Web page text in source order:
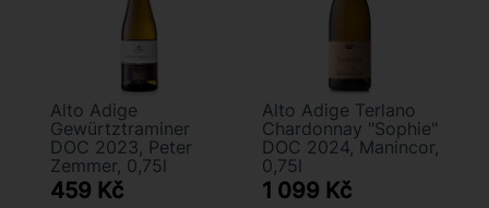
Alto Adige
Gewürtztraminer
DOC 2023, Peter
Zemmer, 0,75l
459 Kč
Alto Adige Terlano
Chardonnay "Sophie"
DOC 2024, Manincor,
0,75l
1 099 Kč